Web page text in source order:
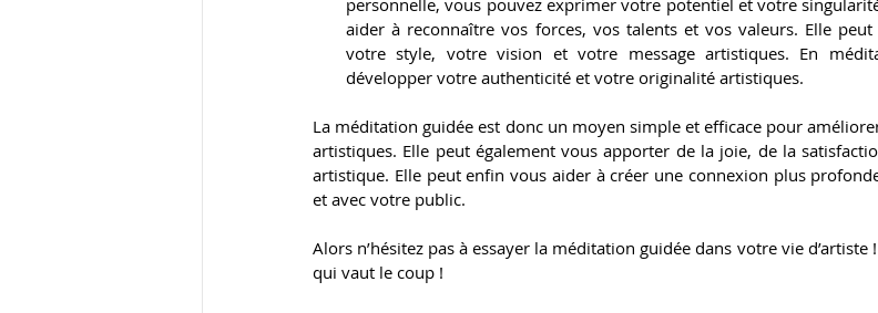
personnelle, vous pouvez exprimer votre potentiel et votre
aider à reconnaître vos forces, vos talents et vos valeurs. Elle
votre style, votre vision et votre message artistiques. En
développer votre authenticité et votre originalité artistiques.
La méditation guidée est donc un moyen simple et efficace pour
artistiques. Elle peut également vous apporter de la joie, de la
artistique. Elle peut enfin vous aider à créer une connexion plus
et avec votre public.
Alors n’hésitez pas à essayer la méditation guidée dans votre vie d’artiste
qui vaut le coup !